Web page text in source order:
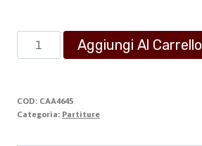
Scuola
Bolognese
quantità
Aggiungi Al Carrello
COD: CAA4645
Categoria: Partiture